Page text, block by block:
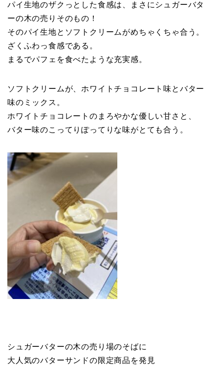
パイ生地のザクっとした食感は、まさにシュガーバタ
ーの木の売りそのもの！
そのパイ生地とソフトクリームがめちゃくちゃ合う。
ざくふわっ食感である。
まるでパフェを食べたような充実感。
ソフトクリームが、ホワイトチョコレート味とバター
味のミックス。
ホワイトチョコレートのまろやかな優しい甘さと、
バター味のこってりぽってりな味がとても合う。
シュガーバターの木の売り場のそばに
大人気のバターサンドの限定商品を発見